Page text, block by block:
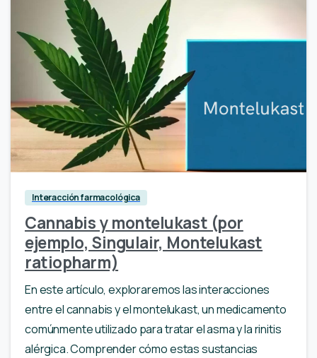
Interacción farmacológica
Cannabis y montelukast (por
ejemplo, Singulair, Montelukast
ratiopharm)
En este artículo, exploraremos las interacciones
entre el cannabis y el montelukast, un medicamento
comúnmente utilizado para tratar el asma y la rinitis
alérgica. Comprender cómo estas sustancias